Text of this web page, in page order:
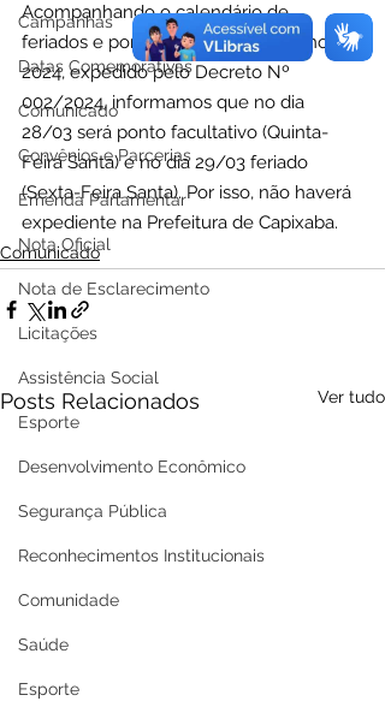
Campanhas
Datas Comemorativas
Comunicado
Convênios e Parcerias
Emenda Parlamentar
Nota Oficial
Nota de Esclarecimento
Licitações
Assistência Social
Esporte
Desenvolvimento Econômico
Segurança Pública
Reconhecimentos Institucionais
Comunidade
Saúde
Esporte
Acompanhando o calendário de
feriados e pontos facultativos do ano de
2024, expedido pelo Decreto Nº
002/2024, informamos que no dia
28/03 será ponto facultativo (Quinta-
Feira Santa) e no dia 29/03 feriado
(Sexta-Feira Santa). Por isso, não haverá
expediente na Prefeitura de Capixaba.
Comunicado
Posts Relacionados Ver tudo